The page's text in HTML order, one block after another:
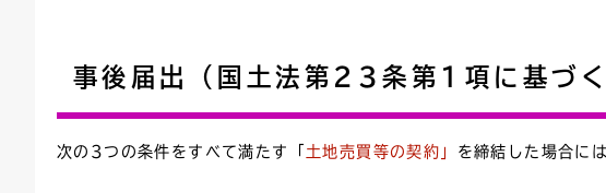
事後届出（国土法第23条第1項に基づ
次の3つの条件をすべて満たす「 土地売買等の契約」 を締結した場合に